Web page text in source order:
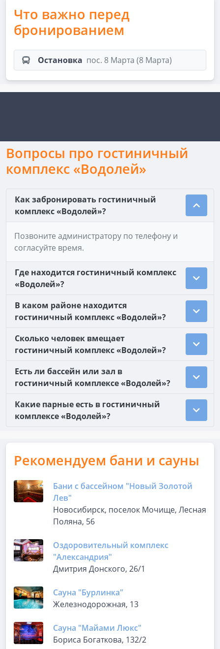
Что важно перед
бронированием
Остановка пос. 8 Марта (8 Марта)
Вопросы про гостиничный
комплекс «Водолей»
Как забронировать гостиничный
комплекс «Водолей»?
Позвоните администратору по телефону и
согласуйте время.
Где находится гостиничный комплекс
«Водолей»?
В каком районе находится
гостиничный комплекс «Водолей»?
Сколько человек вмещает
гостиничный комплекс «Водолей»?
Есть ли бассейн или зал в
гостиничный комплексе «Водолей»?
Какие парные есть в гостиничный
комплексе «Водолей»?
Рекомендуем бани и сауны
Бани с бассейном "Новый Золотой
Лев"
Новосибирск, поселок Мочище, Лесная
Поляна, 56
Оздоровительный комплекс
"Александрия"
Дмитрия Донского, 26/1
Сауна "Бурлинка"
Железнодорожная, 13
Сауна "Майами Люкс"
Бориса Богаткова, 132/2